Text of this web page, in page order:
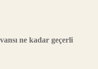
ne kadar geçerli